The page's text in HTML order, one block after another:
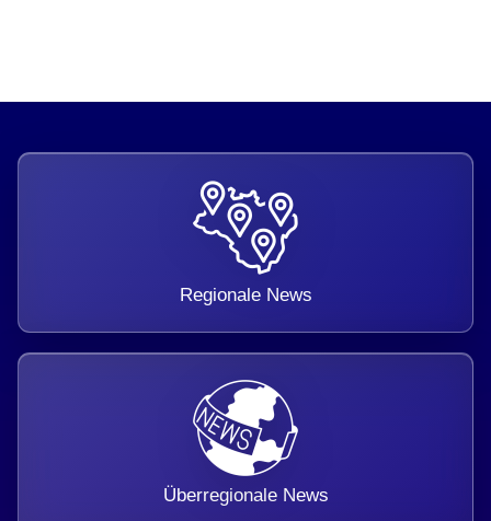
Regionale News
Überregionale News